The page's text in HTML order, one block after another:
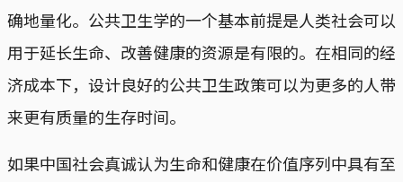
确地量化。公共卫生学的一个基本前提是人类社会可以
用于延长生命、改善健康的资源是有限的。在相同的经
济成本下，设计良好的公共卫生政策可以为更多的人带
来更有质量的生存时间。
如果中国社会真诚认为生命和健康在价值序列中具有至